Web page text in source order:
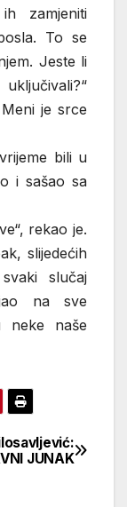
zamjeniti
To se
Jeste li
je srce
bili u
i sašao sa
rekao je.
slijedećih
slučaj
na sve
neke naše
JUNAK